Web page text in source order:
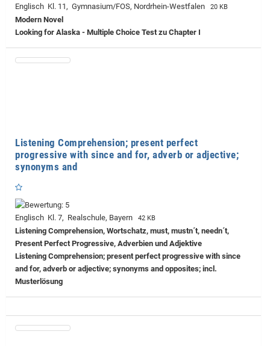
Englisch Kl. 11, Gymnasium/FOS, Nordrhein-Westfalen 20 KB
Modern Novel
Looking for Alaska - Multiple Choice Test zu Chapter I
Listening Comprehension; present perfect
progressive with since and for, adverb or adjective;
synonyms and
Englisch Kl. 7, Realschule, Bayern 42 KB
Listening Comprehension, Wortschatz, must, mustn´t, needn´t,
Present Perfect Progressive, Adverbien und Adjektive
Listening Comprehension; present perfect progressive with since
and for, adverb or adjective; synonyms and opposites; incl.
Musterlösung